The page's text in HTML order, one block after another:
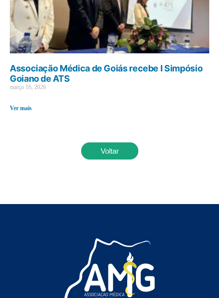
Associação Médica de Goiás recebe I Simpósio
Goiano de ATS
março 16, 2026
Ver mais
Voltar